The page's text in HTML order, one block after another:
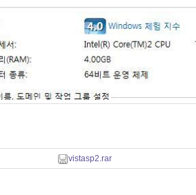
vistasp2.rar